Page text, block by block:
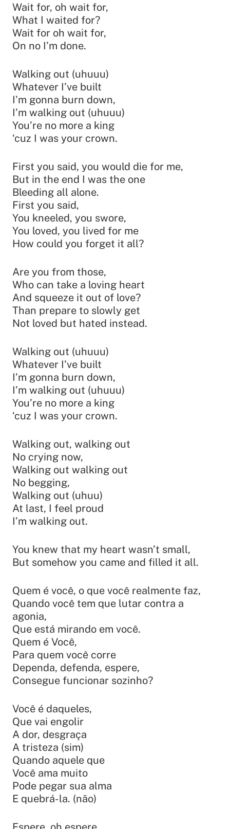
Wait for, oh wait for,
What I waited for?
Wait for oh wait for,
On no I’m done.
Walking out (uhuuu)
Whatever I’ve built
I’m gonna burn down,
I’m walking out (uhuuu)
You’re no more a king
‘cuz I was your crown.
First you said, you would die for me,
But in the end I was the one
Bleeding all alone.
First you said,
You kneeled, you swore,
You loved, you lived for me
How could you forget it all?
Are you from those,
Who can take a loving heart
And squeeze it out of love?
Than prepare to slowly get
Not loved but hated instead.
Walking out (uhuuu)
Whatever I’ve built
I’m gonna burn down,
I’m walking out (uhuuu)
You’re no more a king
‘cuz I was your crown.
Walking out, walking out
No crying now,
Walking out walking out
No begging,
Walking out (uhuu)
At last, I feel proud
I’m walking out.
You knew that my heart wasn’t small,
But somehow you came and filled it all.
Quem é você, o que você realmente faz,
Quando você tem que lutar contra a
agonia,
Que está mirando em você.
Quem é Você,
Para quem você corre
Dependa, defenda, espere,
Consegue funcionar sozinho?
Você é daqueles,
Que vai engolir
A dor, desgraça
A tristeza (sim)
Quando aquele que
Você ama muito
Pode pegar sua alma
E quebrá-la. (não)